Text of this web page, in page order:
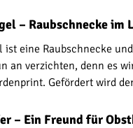
– Raubschnecke im
ist eine Raubschnecke
an verzichten, denn es
Gefördert wird
– Ein Freund für